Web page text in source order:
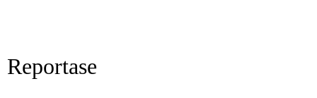
Reportase